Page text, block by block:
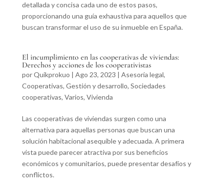
detallada y concisa cada uno de estos pasos,
proporcionando una guía exhaustiva para aquellos que
buscan transformar el uso de su inmueble en España.
El incumplimiento en las cooperativas de viviendas:
Derechos y acciones de los cooperativistas
porQuikprokuo | Ago 23, 2023 | Asesoría legal,
Cooperativas, Gestión y desarrollo, Sociedades
cooperativas, Varios, Vivienda
Las cooperativas de viviendas surgen como una
alternativa para aquellas personas que buscan una
solución habitacional asequible y adecuada. A primera
vista puede parecer atractiva por sus beneficios
económicos y comunitarios, puede presentar desafíos y
conflictos.